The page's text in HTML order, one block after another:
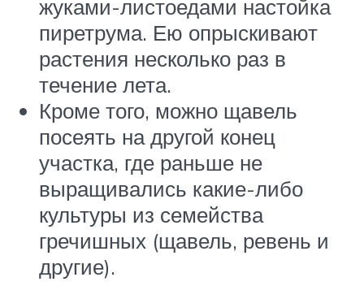
жуками-листоедами настойка
пиретрума. Ею опрыскивают
растения несколько раз в
течение лета.
Кроме того, можно щавель
посеять на другой конец
участка, где раньше не
выращивались какие-либо
культуры из семейства
гречишных (щавель, ревень и
другие).